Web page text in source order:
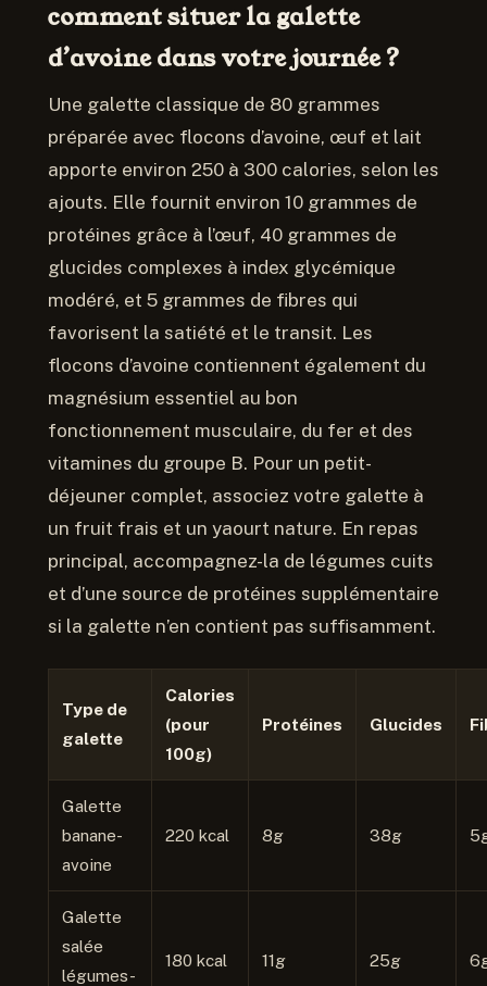
comment situer la galette
d’avoine dans votre journée ?
Une galette classique de 80 grammes
préparée avec flocons d’avoine, œuf et lait
apporte environ 250 à 300 calories, selon les
ajouts. Elle fournit environ 10 grammes de
protéines grâce à l’œuf, 40 grammes de
glucides complexes à index glycémique
modéré, et 5 grammes de fibres qui
favorisent la satiété et le transit. Les
flocons d’avoine contiennent également du
magnésium essentiel au bon
fonctionnement musculaire, du fer et des
vitamines du groupe B. Pour un petit-
déjeuner complet, associez votre galette à
un fruit frais et un yaourt nature. En repas
principal, accompagnez-la de légumes cuits
et d’une source de protéines supplémentaire
si la galette n’en contient pas suffisamment.
Type de
galette
Calories
(pour
100g)
Protéines Glucides
Galette
banane-
avoine
220 kcal 8g 38g
Galette
salée
légumes-
180 kcal 11g 25g